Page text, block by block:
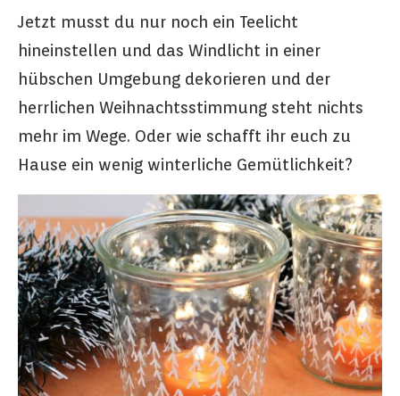
Jetzt musst du nur noch ein Teelicht
hineinstellen und das Windlicht in einer
hübschen Umgebung dekorieren und der
herrlichen Weihnachtsstimmung steht nichts
mehr im Wege. Oder wie schafft ihr euch zu
Hause ein wenig winterliche Gemütlichkeit?